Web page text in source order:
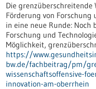
Die grenzüberschreitende
Förderung von
in eine neue Runde: Noch
Forschung und
Möglichkeit,
https://
bw.de/fachbeitrag/pm/
wissenschaftsoffensive-
innovation-am-oberrhein